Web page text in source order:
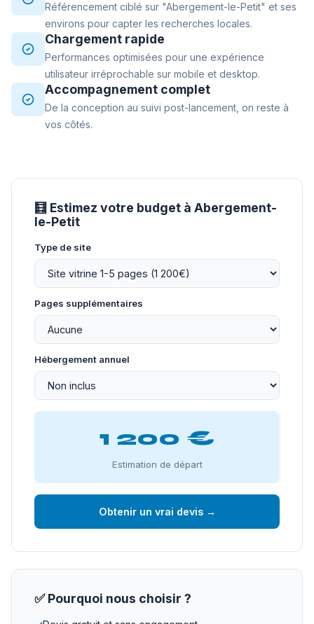
Référencement ciblé sur "Abergement-le-Petit" et ses
environs pour capter les recherches locales.
Chargement rapide
Performances optimisées pour une expérience
utilisateur irréprochable sur mobile et desktop.
Accompagnement complet
De la conception au suivi post-lancement, on reste à
vos côtés.
🧮 Estimez votre budget à Abergement-
le-Petit
Type de site
Pages supplémentaires
Hébergement annuel
1 200 €
Estimation de départ
Obtenir un vrai devis →
✅ Pourquoi nous choisir ?